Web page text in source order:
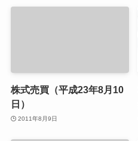
株式売買（平成23年8月10
日）
2011年8月9日